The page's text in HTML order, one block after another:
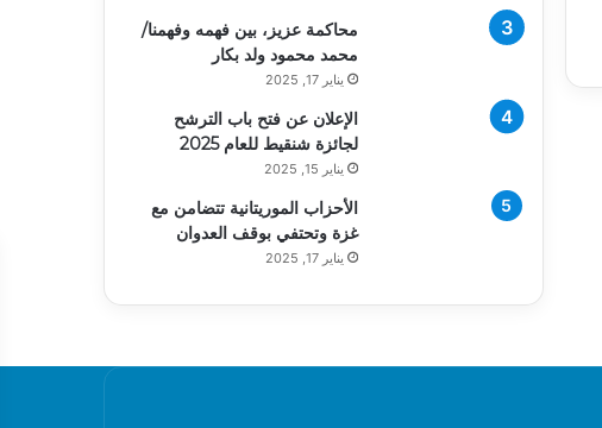
محاكمة عزيز، بين فهمه وفهمنا/
محمد محمود ولد بكار
يناير 17, 2025
الإعلان عن فتح باب الترشح
لجائزة شنقيط للعام 2025
يناير 15, 2025
الأحزاب الموريتانية تتضامن مع
غزة وتحتفي بوقف العدوان
يناير 17, 2025